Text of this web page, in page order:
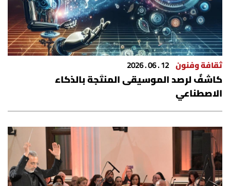
ثقافة وفنون 12 . 06 . 2026
كاشفٌ لرصد الموسيقى المنتَجة بالذكاء
الاصطناعي